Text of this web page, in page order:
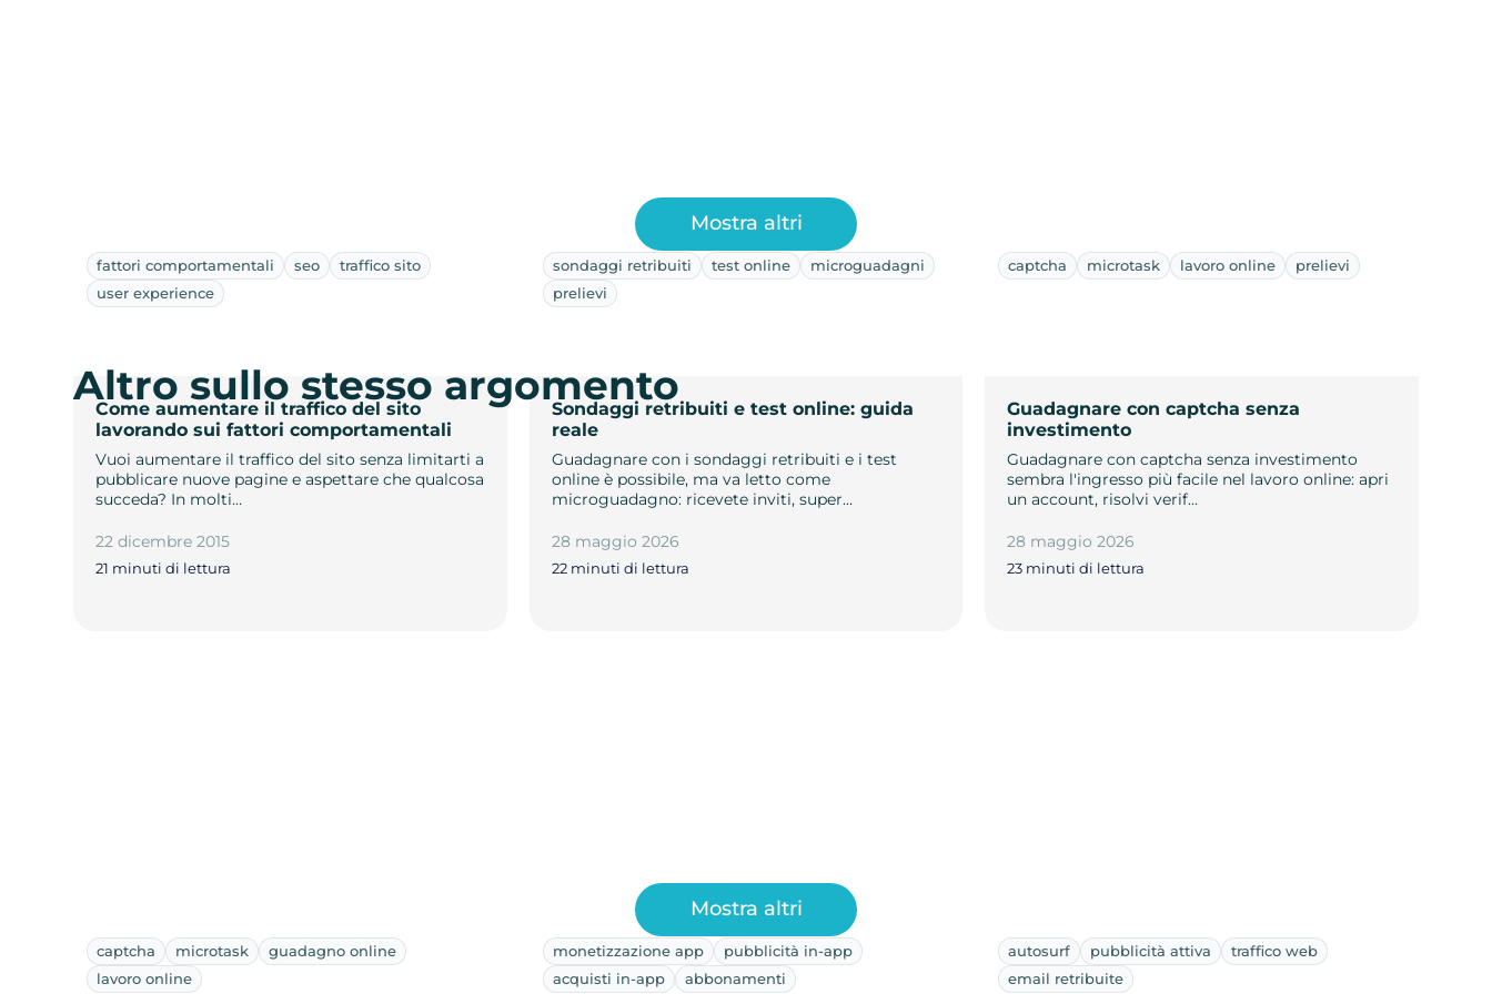
fattori comportamentali seo
traffico sito
user experience
Come aumentare il traffico del sito
lavorando sui fattori comportamentali
Vuoi aumentare il traffico del sito senza limitarti a
pubblicare nuove pagine e aspettare che qualcosa
succeda? In molti…
22 dicembre 2015
21 minuti di lettura
sondaggi retribuiti test online
microguadagni
prelievi
Sondaggi retribuiti e test online: guida
reale
Guadagnare con i sondaggi retribuiti e i test
online è possibile, ma va letto come
microguadagno: ricevete inviti, super…
28 maggio 2026
22 minuti di lettura
captcha microtask lavoro online prelievi
Guadagnare con captcha senza
investimento
Guadagnare con captcha senza investimento
sembra l'ingresso più facile nel lavoro online: apri
un account, risolvi verif…
28 maggio 2026
23 minuti di lettura
Mostra altri
Altro sullo stesso argomento
captcha microtask
guadagno online
lavoro online
monetizzazione app
pubblicità in-app
acquisti in-app
abbonamenti
autosurf pubblicità attiva
traffico web
email retribuite
Mostra altri